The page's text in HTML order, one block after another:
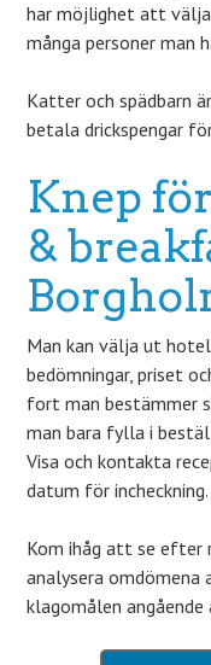
har möjlighet att
många personer man
Katter och spädbarn
betala drickspengar
Knep
&
Man kan välja ut
bedömningar, priset
fort man bestämmer
man bara fylla i
Visa och kontakta
datum för incheckning.
Kom ihåg att se efter
analysera omdömena
klagomålen